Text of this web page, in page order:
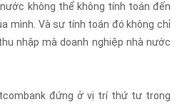
không thể không tính toán đến
mình. Và sự tính toán đó không chỉ
nhập mà doanh nghiệp nhà nước
đứng ở vị trí thứ tư trong